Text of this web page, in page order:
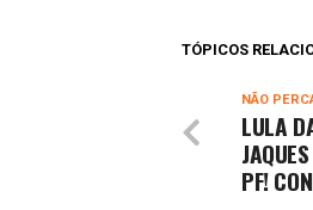
TÓPICOS
NÃO
LULA
PF!